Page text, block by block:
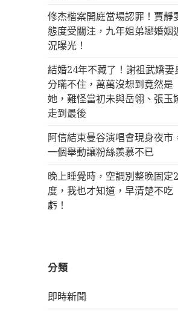
修杰楷案開庭當場認罪！賈靜
態度受關注，九年姐弟戀婚姻
況曝光！
結婚24年不藏了！謝祖武嬌妻
分瞞不住，萬萬沒想到竟然是
她，難怪當初未與岳翎、張玉
走到最後
阿信結束曼谷演唱會現身夜市
一個舉動讓粉絲羨慕不已
晚上睡覺時，空調別整晚固定
度，我也才知道，早清楚不吃
虧！
分類
即時新聞